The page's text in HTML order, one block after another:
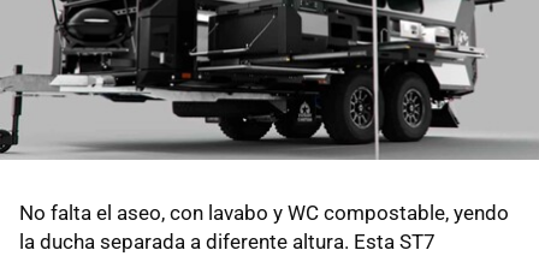
No falta el aseo, con lavabo y WC compostable, yendo
la ducha separada a diferente altura. Esta ST7